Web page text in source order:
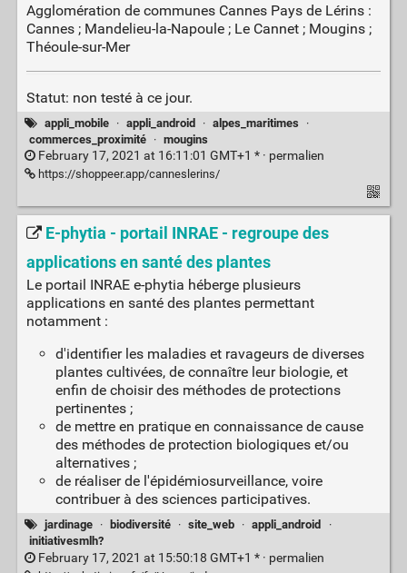
Agglomération de communes Cannes Pays de Lérins :
Cannes ; Mandelieu-la-Napoule ; Le Cannet ; Mougins ;
Théoule-sur-Mer
Statut: non testé à ce jour.
appli_mobile · appli_android · alpes_maritimes
·
commerces_proximité
· mougins
February 17, 2021 at 16:11:01 GMT+1 * · permalien
https://shoppeer.app/canneslerins/
E-phytia - portail INRAE - regroupe des
applications en santé des plantes
Le portail INRAE e-phytia héberge plusieurs
applications en santé des plantes permettant
notamment :
d'identifier les maladies et ravageurs de diverses
plantes cultivées, de connaître leur biologie, et
enfin de choisir des méthodes de protections
pertinentes ;
de mettre en pratique en connaissance de cause
des méthodes de protection biologiques et/ou
alternatives ;
de réaliser de l'épidémiosurveillance, voire
contribuer à des sciences participatives.
jardinage · biodiversité · site_web · appli_android
·
initiativesmlh?
February 17, 2021 at 15:50:18 GMT+1 * · permalien